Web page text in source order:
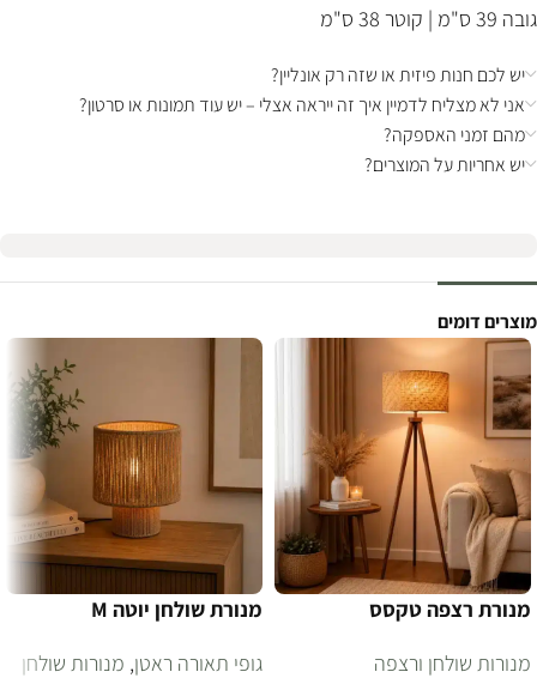
גובה 39 ס"מ | קוטר 38 ס"מ
יש לכם חנות פיזית או שזה רק אונליין?
אני לא מצליח לדמיין איך זה ייראה אצלי – יש עוד תמונות או סרטון?
מהם זמני האספקה?
יש אחריות על המוצרים?
מוצרים דומים
מנורת רצפה טקסס
מנורות שולחן ורצפה
מנורת שולחן יוטה M
גופי תאורה ראטן, מנורות שולחן